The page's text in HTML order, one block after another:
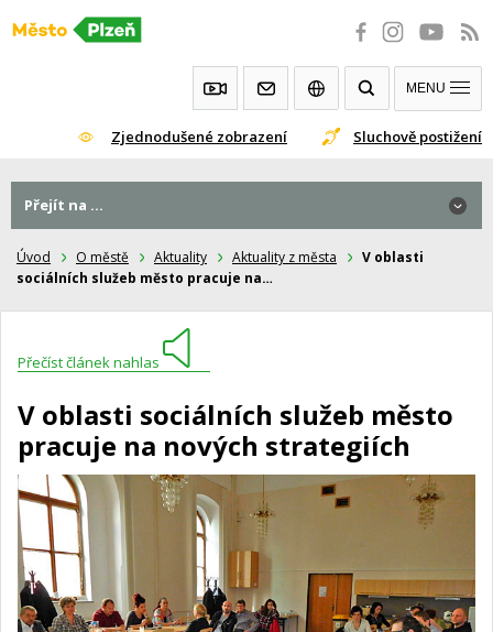
Přeskočit
Zjednodušené zobrazení Sluchově postižení
MENU
Úvod O městě Aktuality Aktuality z města
V oblasti
sociálních služeb město pracuje na…
Přečíst článek nahlas
V oblasti sociálních služeb město
pracuje na nových strategiích
Přejít na ...